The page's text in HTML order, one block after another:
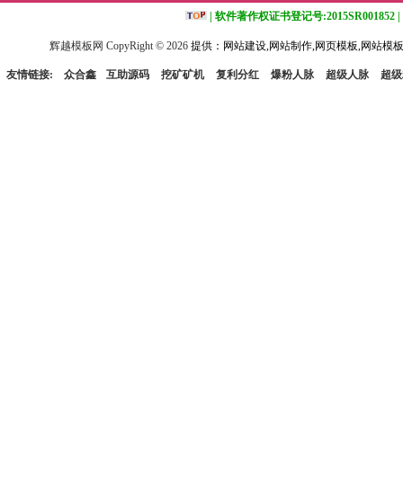
| 软件著作权证书登记号:2015SR001852
辉越模板网 CopyRight ©2026 提供：网站建设,网站制作,网页模板,网站模
友情链接: 众合鑫 互助源码 挖矿矿机 复利分红 爆粉人脉 超级人脉 超